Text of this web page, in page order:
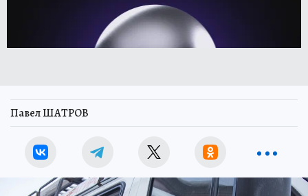
Павел ШАТРОВ